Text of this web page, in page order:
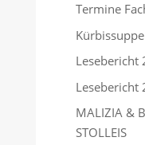
Termine
Lesebericht
Lesebericht
MALIZIA &
STOLLEIS